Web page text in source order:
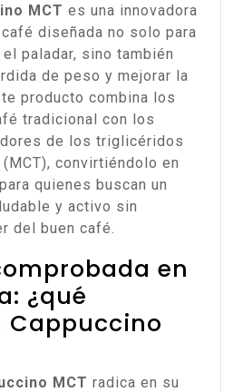
MCT es una innovadora
diseñada no solo para
paladar, sino también
de peso y mejorar la
producto combina los
tradicional con los
de los triglicéridos
convirtiéndolo en
quienes buscan un
y activo sin
del buen café.
en
¿qué
Cappuccino
MCT radica en su